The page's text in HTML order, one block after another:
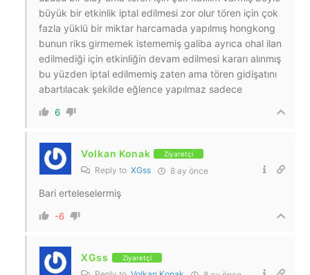
büyük bir etkinlik iptal edilmesi zor olur tören için çok
fazla yüklü bir miktar harcamada yapılmış hongkong
bunun riks girmemek istememiş galiba ayrıca ohal ilan
edilmediği için etkinliğin devam edilmesi kararı alınmış
bu yüzden iptal edilmemiş zaten ama tören gidişatını
abartılacak şekilde eğlence yapılmaz sadece
6
Volkan Konak Ziyaretçi
Reply to XGss 8 ay önce
Bari erteleselermiş
-6
XGss Ziyaretçi